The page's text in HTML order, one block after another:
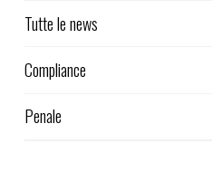
Tutte le news
Compliance
Penale